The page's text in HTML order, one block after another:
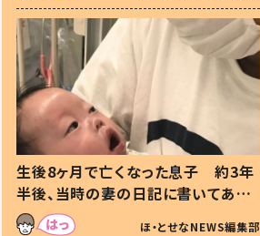
生後8ヶ月で亡くなった息子 約3年
半後、当時の妻の日記に書いてあっ
た本音とは
ほ・とせなNEWS編集部